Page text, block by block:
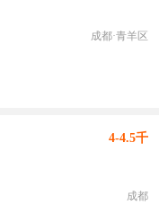
成都·青羊区
4-4.5千
成都